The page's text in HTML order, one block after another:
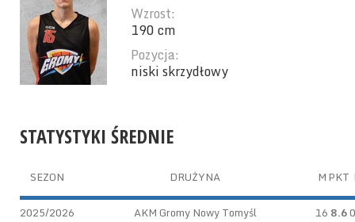
Wzrost:
190 cm
Pozycja:
niski skrzydłowy
STATYSTYKI ŚREDNIE
SEZON DRUŻYNA MPKT
2025/2026 AKM Gromy Nowy Tomyśl 16 8.6